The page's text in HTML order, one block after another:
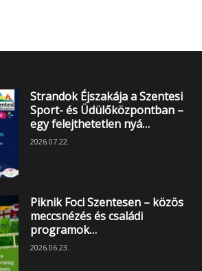
Strandok Éjszakája a Szentesi
Sport- és Üdülőközpontban –
egy felejthetetlen nyá…
2026.07.22.
Piknik Foci Szentesen – közös
meccsnézés és családi
programok…
2026.06.23.